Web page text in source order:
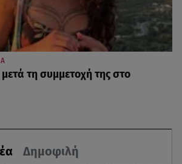
Δημοφιλή
μετά τη συμμετοχή της στο